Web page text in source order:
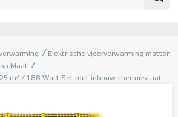
Elektrische vloerverwarming matten
Maat
m² / 188 Watt Set met inbouw-thermostaat